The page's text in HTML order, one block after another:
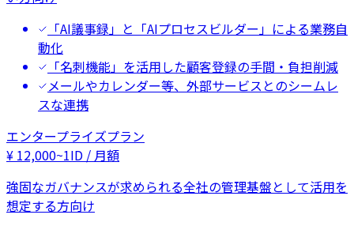
「AI議事録」と「AIプロセスビルダー」による業務自
動化
「名刺機能」を活用した顧客登録の手間・負担削減
メールやカレンダー等、外部サービスとのシームレ
スな連携
エンタープライズプラン
¥ 12,000~1ID / 月額
強固なガバナンスが求められる全社の管理基盤として活用を
想定する方向け